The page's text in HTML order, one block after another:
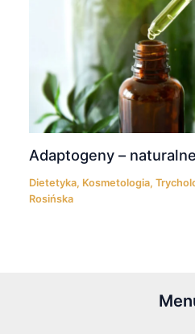
Adaptogeny –
Dietetyka, Kosmetologia,
Rosińska